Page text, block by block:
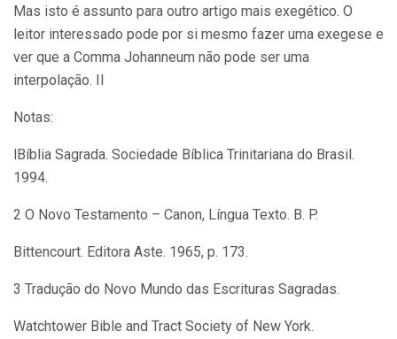
Mas isto é assunto para outro artigo mais exegético. O
leitor interessado pode por si mesmo fazer uma exegese e
ver que a Comma Johanneum não pode ser uma
interpolação. II
Notas:
lBíblia Sagrada. Sociedade Bíblica Trinitariana do Bra­sil.
1994.
2 O Novo Testamento – Canon, Língua Texto. B. P.
Bittencourt. Editora Aste. 1965, p. 173.
3 Tradução do Novo Mundo das Escrituras Sagradas.
Watchtower Bible and Tract Society of New York.